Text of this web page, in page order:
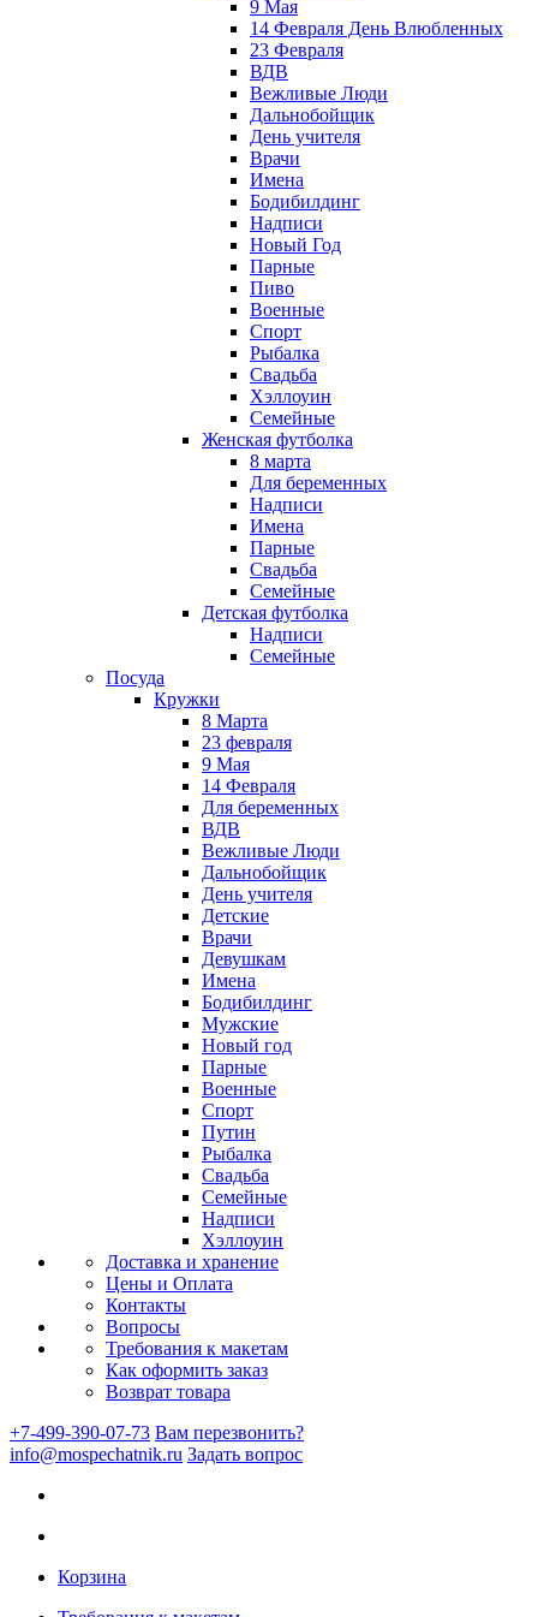
9 Мая
14 Февраля День Влюбленных
23 Февраля
ВДВ
Вежливые Люди
Дальнобойщик
День учителя
Врачи
Имена
Бодибилдинг
Надписи
Новый Год
Парные
Пиво
Военные
Спорт
Рыбалка
Свадьба
Хэллоуин
Семейные
Женская футболка
8 марта
Для беременных
Надписи
Имена
Парные
Свадьба
Семейные
Детская футболка
Надписи
Семейные
Посуда
Кружки
8 Марта
23 февраля
9 Мая
14 Февраля
Для беременных
ВДВ
Вежливые Люди
Дальнобойщик
День учителя
Детские
Врачи
Девушкам
Имена
Бодибилдинг
Мужские
Новый год
Парные
Военные
Спорт
Путин
Рыбалка
Свадьба
Семейные
Надписи
Хэллоуин
Доставка и хранение
Цены и Оплата
Контакты
Вопросы
Требования к макетам
Как оформить заказ
Возврат товара
+7-499-390-07-73 Вам перезвонить?
info@mospechatnik.ru Задать вопрос
Корзина